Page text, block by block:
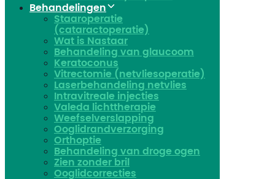
Behandelingen
Staaroperatie
(cataractoperatie)
Wat is Nastaar
Behandeling van glaucoom
Keratoconus​
Vitrectomie (netvliesoperatie)
Laserbehandeling netvlies
Intravitreale injecties
Valeda lichttherapie
Weefselverslapping
Ooglidrandverzorging
Orthoptie
Behandeling van droge ogen
Zien zonder bril
Ooglidcorrecties